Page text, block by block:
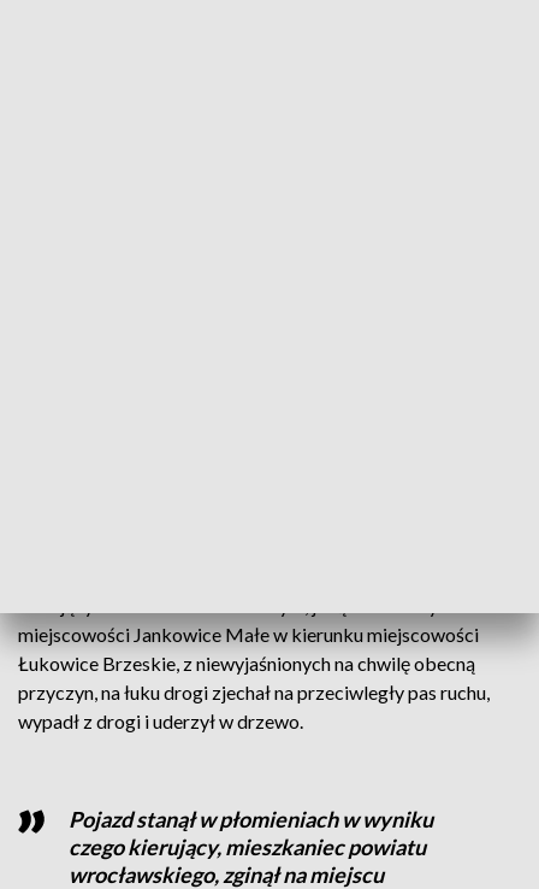
miejscowości Jankowice Małe w kierunku miejscowości
Łukowice Brzeskie, z niewyjaśnionych na chwilę obecną
przyczyn, na łuku drogi zjechał na przeciwległy pas ruchu,
wypadł z drogi i uderzył w drzewo.
Pojazd stanął w płomieniach w wyniku
czego kierujący, mieszkaniec powiatu
wrocławskiego, zginął na miejscu